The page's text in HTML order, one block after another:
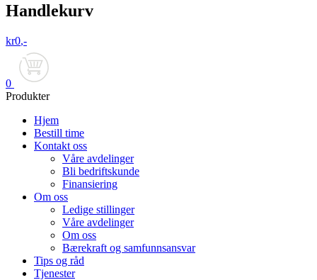
Handlekurv
kr0,-
0
Produkter
Hjem
Bestill time
Kontakt oss
Våre avdelinger
Bli bedriftskunde
Finansiering
Om oss
Ledige stillinger
Våre avdelinger
Om oss
Bærekraft og samfunnsansvar
Tips og råd
Tjenester